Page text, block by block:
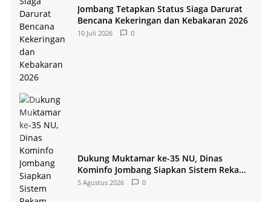
Jombang Tetapkan Status Siaga Darurat
Bencana Kekeringan dan Kebakaran 2026
10 Juli 2026 0
Dukung Muktamar ke-35 NU, Dinas
Kominfo Jombang Siapkan Sistem Rekam
Medis Digital dan Wifi Rakyat
5 Agustus 2026 0